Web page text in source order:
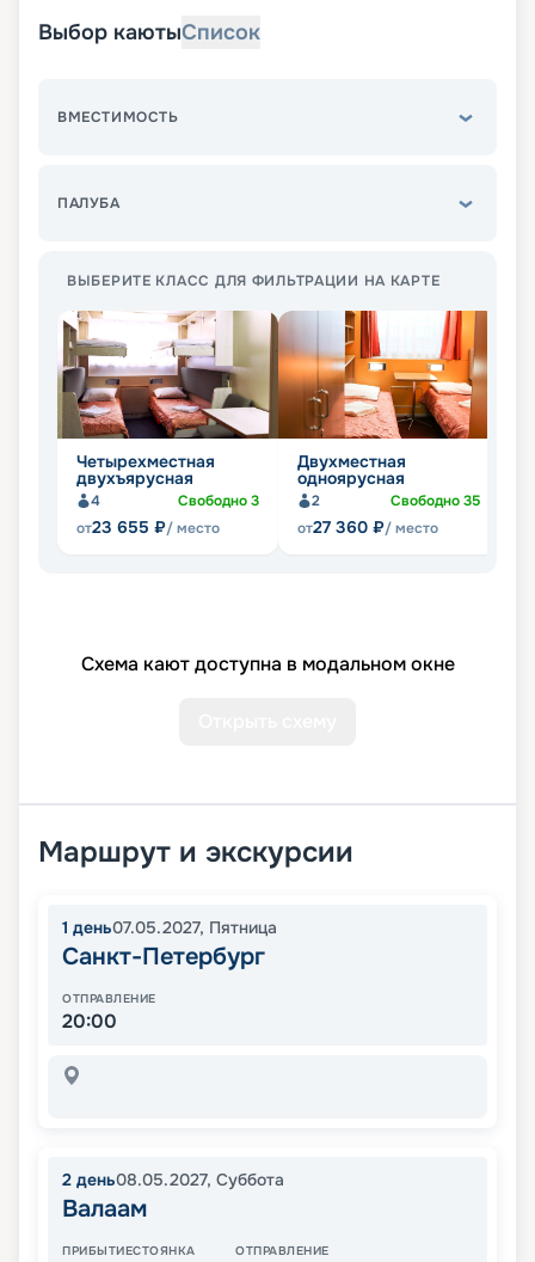
Выбор каютыСписок
ВМЕСТИМОСТЬ
ПАЛУБА
ВЫБЕРИТЕ КЛАСС ДЛЯ ФИЛЬТРАЦИИ НА КАРТЕ
Четырехместная
двухъярусная
4 Свободно3
от23 655 ₽/ место
Двухместная
одноярусная
2 Свободно35
от27 360 ₽/ место
Схема кают доступна в модальном окне
Маршрут и экскурсии
1 день07.05.2027, Пятница
Санкт-Петербург
ОТПРАВЛЕНИЕ
20:00
2 день08.05.2027, Суббота
Валаам
ПРИБЫТИЕСТОЯНКА ОТПРАВЛЕНИЕ